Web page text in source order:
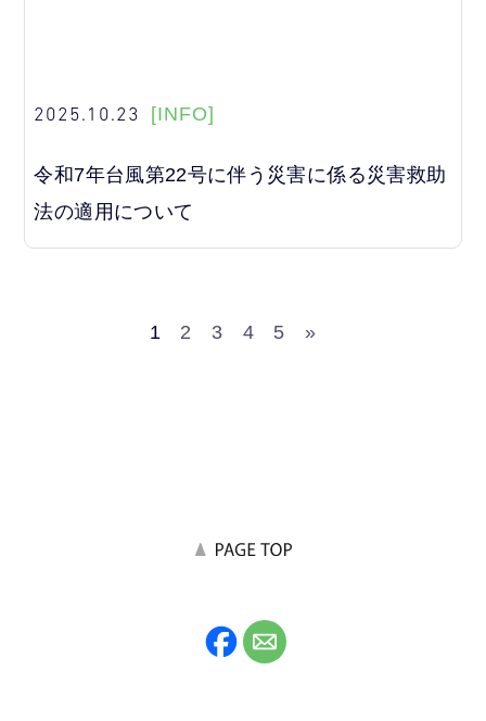
2025.10.23 [INFO]
令和7年台風第22号に伴う災害に係る災害救助
法の適用について
1 2 3 4 5 »